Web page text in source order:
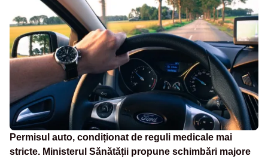
Permisul auto, condiționat de reguli medicale mai
stricte. Ministerul Sănătății propune schimbări majore